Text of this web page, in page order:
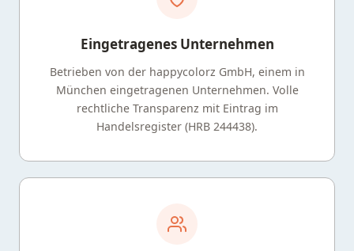
Eingetragenes Unternehmen
Betrieben von der happycolorz GmbH, einem in
München eingetragenen Unternehmen. Volle
rechtliche Transparenz mit Eintrag im
Handelsregister (HRB 244438).